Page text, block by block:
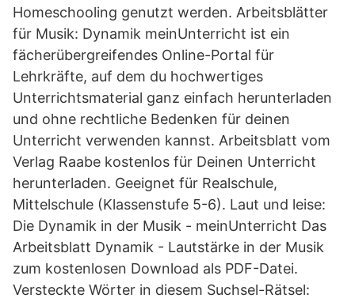
Homeschooling genutzt werden. Arbeitsblätter
für Musik: Dynamik meinUnterricht ist ein
fächerübergreifendes Online-Portal für
Lehrkräfte, auf dem du hochwertiges
Unterrichtsmaterial ganz einfach herunterladen
und ohne rechtliche Bedenken für deinen
Unterricht verwenden kannst. Arbeitsblatt vom
Verlag Raabe kostenlos für Deinen Unterricht
herunterladen. Geeignet für Realschule,
Mittelschule (Klassenstufe 5-6). Laut und leise:
Die Dynamik in der Musik - meinUnterricht Das
Arbeitsblatt Dynamik - Lautstärke in der Musik
zum kostenlosen Download als PDF-Datei.
Versteckte Wörter in diesem Suchsel-Rätsel: